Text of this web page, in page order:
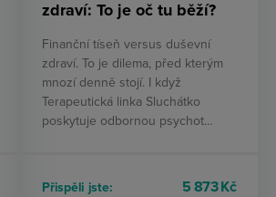
zdraví: To je oč tu běží?
Finanční tíseň versus duševní
zdraví. To je dilema, před kterým
mnozí denně stojí. I když
Terapeutická linka Sluchátko
poskytuje odbornou psychot…
Přispěli jste: 5 873 Kč